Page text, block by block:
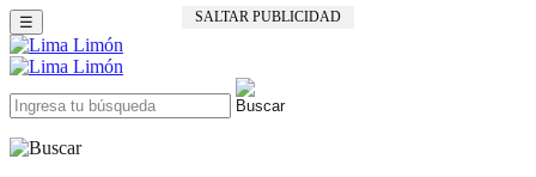
SALTAR PUBLICIDAD
☰